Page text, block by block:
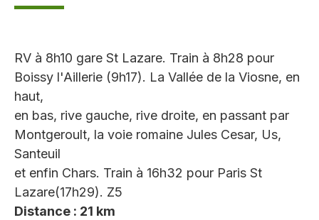
RV à 8h10 gare St Lazare. Train à 8h28 pour
Boissy l'Aillerie (9h17). La Vallée de la Viosne, en
haut,
en bas, rive gauche, rive droite, en passant par
Montgeroult, la voie romaine Jules Cesar, Us,
Santeuil
et enfin Chars. Train à 16h32 pour Paris St
Lazare(17h29). Z5
Distance : 21 km